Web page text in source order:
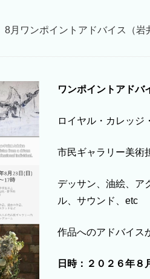
月ワンポイントアドバイス（岩
ワンポイントアドバ
ロイヤル・カレッジ
市民ギャラリー美術
デッサン、油絵、ア
ル、サウンド、etc
作品へのアドバイス
日時：２０２６年８